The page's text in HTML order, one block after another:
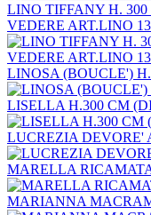
LINO TIFFANY H.
VEDERE ART.LINO
LINOSA (BOUCLE')
LISELLA H.300 CM
LUCREZIA DEVORE'
MARELLA
MARIANNA